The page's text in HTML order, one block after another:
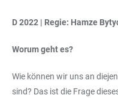
D 2022 | Regie: Hamze
Worum geht es?
Wie können wir uns an
sind? Das ist die Frage